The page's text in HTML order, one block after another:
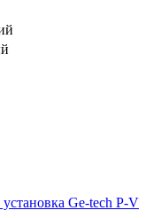
Ge-tech P-V